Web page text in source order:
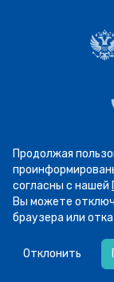
ЛИЧНЫЕ
Статьи и
Программа
Эстафета
Пятница! А это
подборку фото
Продолжая
согласны с нашей
Вы можете
браузера или
Отклонить